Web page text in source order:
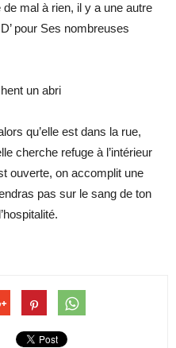
mal à rien, il y a une autre
pour Ses nombreuses
un abri
qu’elle est dans la rue,
cherche refuge à l’intérieur
ouverte, on accomplit une
pas sur le sang de ton